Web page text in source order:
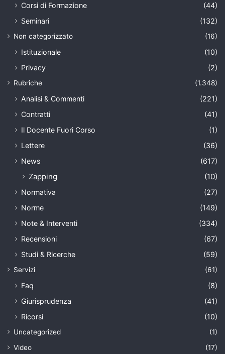
Corsi di Formazione
(44)
Seminari
(132)
Non categorizzato (16)
Istituzionale
(10)
Privacy
(2)
Rubriche (1.348)
Analisi & Commenti
(221)
Contratti
(41)
Il Docente Fuori Corso
(1)
Lettere
(36)
News
(617)
Zapping (10)
Normativa
(27)
Norme
(149)
Note & Interventi
(334)
Recensioni
(67)
Studi & Ricerche
(59)
Servizi (61)
Faq
(8)
Giurisprudenza
(41)
Ricorsi
(10)
Uncategorized
(1)
Video
(17)